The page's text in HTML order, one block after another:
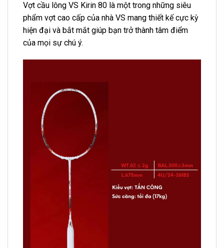
Vợt cầu lông VS Kirin 80 là một trong những siêu
phẩm vợt cao cấp của nhà VS mang thiết kế cực kỳ
hiện đại và bắt mắt giúp bạn trở thành tâm điểm
của mọi sự chú ý.